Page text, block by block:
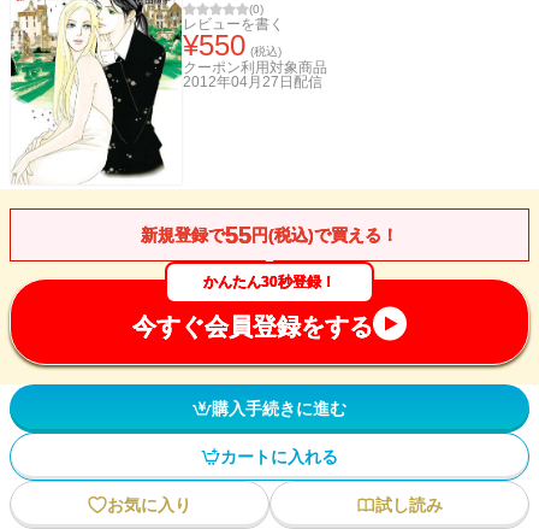
(0)
レビューを書く
¥550 (税込)
クーポン利用対象商品
2012年04月27日 配信
新規登録で55円(税込)で買える！
かんたん30秒登録！
今すぐ会員登録をする
購入手続きに進む
カートに入れる
お気に入り 試し読み